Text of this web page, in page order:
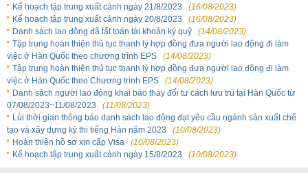
Kế hoạch tập trung xuất cảnh ngày 21/8/2023
(16/08/2023)
Kế hoach tập trung xuất cảnh ngày 20/8/2023
(16/08/2023)
Danh sách lao động đã tất toán tài khoản ký quỹ
(14/08/2023)
Tập trung hoàn thiện thủ tục thanh lý hợp đồng đưa người lao động đi làm
việc ở Hàn Quốc theo chương trình EPS
(14/08/2023)
Tập trung hoàn thiện thủ tục thanh lý hợp đồng đưa người lao động đi làm
việc ở Hàn Quốc theo Chương trình EPS
(14/08/2023)
Danh sách người lao động khai báo thay đổi tư cách lưu trú tại Hàn Quốc từ
07/08/2023~11/08/2023
(11/08/2023)
Lùi thời gian thông báo danh sách lao động đạt yêu cầu ngành sản xuất chế
tạo và xây dựng kỳ thi tiếng Hàn năm 2023
(10/08/2023)
Hoàn thiện hồ sơ xin cấp Visa
(10/08/2023)
Kế hoạch tập trung xuất cảnh ngày 15/8/2023
(10/08/2023)